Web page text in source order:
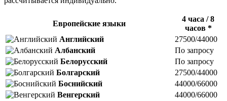
Европейские языки
4 часа / 8
часов *
Английский
27500/44000
Албанский
По запросу
Белорусский
По запросу
Болгарский
27500/44000
Боснийский
44000/66000
Венгерский
44000/66000